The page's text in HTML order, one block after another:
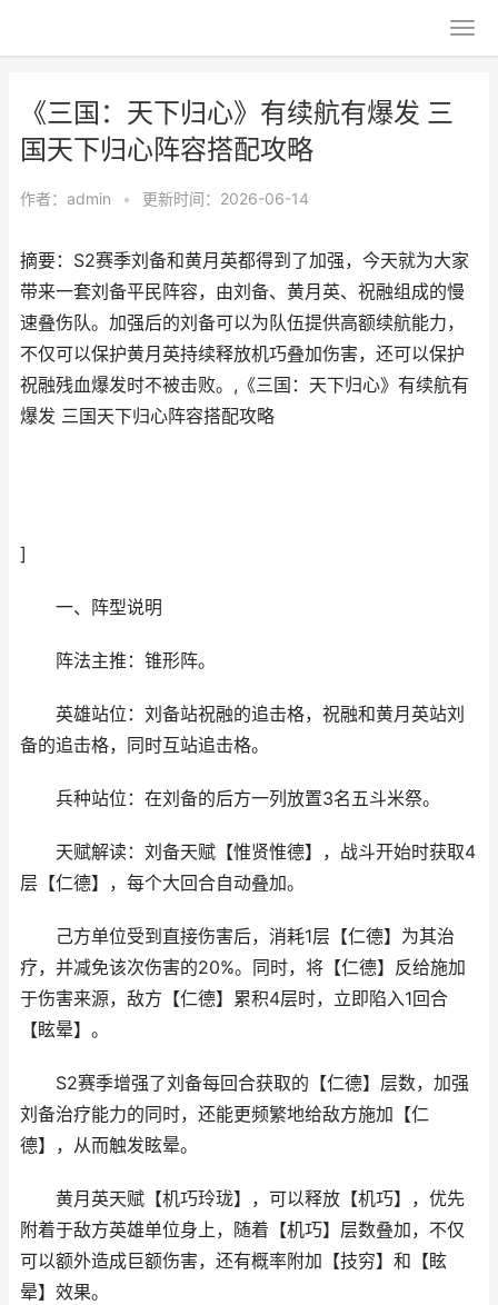
《三国：天下归心》有续航有爆发 三
国天下归心阵容搭配攻略
作者： admin • 更新时间：2026-06-14
摘要：S2赛季刘备和黄月英都得到了加强，今天就为大家
带来一套刘备平民阵容，由刘备、黄月英、祝融组成的慢
速叠伤队。加强后的刘备可以为队伍提供高额续航能力，
不仅可以保护黄月英持续释放机巧叠加伤害，还可以保护
祝融残血爆发时不被击败。,《三国：天下归心》有续航有
爆发 三国天下归心阵容搭配攻略
]
一、阵型说明
阵法主推：锥形阵。
英雄站位：刘备站祝融的追击格，祝融和黄月英站刘
备的追击格，同时互站追击格。
兵种站位：在刘备的后方一列放置3名五斗米祭。
天赋解读：刘备天赋【惟贤惟德】，战斗开始时获取4
层【仁德】，每个大回合自动叠加。
己方单位受到直接伤害后，消耗1层【仁德】为其治
疗，并减免该次伤害的20%。同时，将【仁德】反给施加
于伤害来源，敌方【仁德】累积4层时，立即陷入1回合
【眩晕】。
S2赛季增强了刘备每回合获取的【仁德】层数，加强
刘备治疗能力的同时，还能更频繁地给敌方施加【仁
德】，从而触发眩晕。
黄月英天赋【机巧玲珑】，可以释放【机巧】，优先
附着于敌方英雄单位身上，随着【机巧】层数叠加，不仅
可以额外造成巨额伤害，还有概率附加【技穷】和【眩
晕】效果。